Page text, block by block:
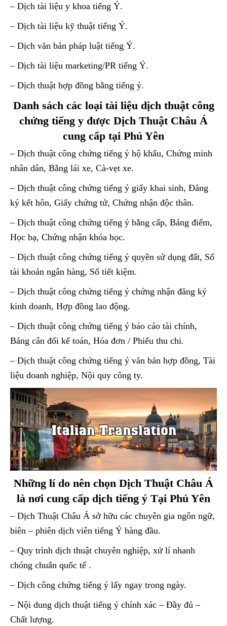
– Dịch tài liệu y khoa tiếng Ý.
– Dịch tài liệu kỹ thuật tiếng Ý.
– Dịch văn bản pháp luật tiếng Ý.
– Dịch tài liệu marketing/PR tiếng Ý.
– Dịch thuật hợp đồng bằng tiếng ý.
Danh sách các loại tài liệu dịch thuật công
chứng tiếng y được Dịch Thuật Châu Á
cung cấp tại Phú Yên
– Dịch thuật công chứng tiếng ý hộ khẩu, Chứng minh
nhân dân, Bằng lái xe, Cà-vẹt xe.
– Dịch thuật công chứng tiếng ý giấy khai sinh, Đăng
ký kết hôn, Giấy chứng tử, Chứng nhận độc thân.
– Dịch thuật công chứng tiếng ý bằng cấp, Bảng điểm,
Học bạ, Chứng nhận khóa học.
– Dịch thuật công chứng tiếng ý quyền sử dụng đất, Sổ
tài khoản ngân hàng, Sổ tiết kiệm.
– Dịch thuật công chứng tiếng ý chứng nhận đăng ký
kinh doanh, Hợp đồng lao động.
– Dịch thuật công chứng tiếng ý báo cáo tài chính,
Bảng cân đối kế toán, Hóa đơn / Phiếu thu chi.
– Dịch thuật công chứng tiếng ý văn bản hợp đồng, Tài
liệu doanh nghiệp, Nội quy công ty.
Những lí do nên chọn Dịch Thuật Châu Á
là nơi cung cấp dịch tiếng ý Tại Phú Yên
– Dịch Thuật Châu Á sở hữu các chuyên gia ngôn ngữ,
biên – phiên dịch viên tiếng Ý hàng đầu.
– Quy trình dịch thuật chuyên nghiệp, xử lí nhanh
chóng chuẩn quốc tế .
– Dịch công chứng tiếng ý lấy ngay trong ngày.
– Nội dung dịch thuật tiếng ý chính xác – Đầy đủ –
Chất lượng.